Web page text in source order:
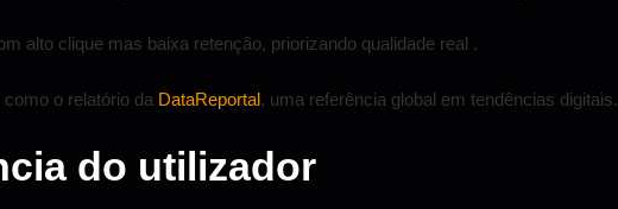
alto clique mas baixa retenção, priorizando qualidade real .
o relatório da DataReportal, uma referência global em tendências digitais.
do utilizador